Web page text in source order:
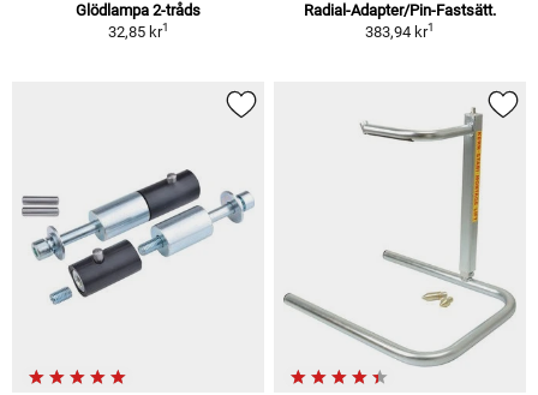
Glödlampa 2-tråds
32,85 kr1
Radial-Adapter/Pin-Fastsätt.
383,94 kr1